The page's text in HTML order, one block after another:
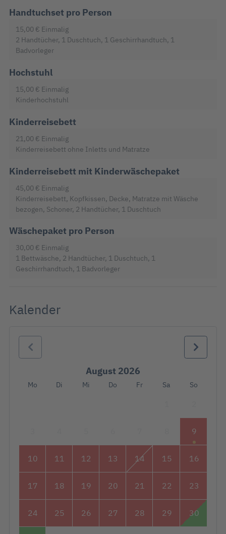
Handtuchset pro Person
15,00 € Einmalig
2 Handtücher, 1 Duschtuch, 1 Geschirrhandtuch, 1
Badvorleger
Hochstuhl
15,00 € Einmalig
Kinderhochstuhl
Kinderreisebett
21,00 € Einmalig
Kinderreisebett ohne Inletts und Matratze
Kinderreisebett mit Kinderwäschepaket
45,00 € Einmalig
Kinderreisebett, Kopfkissen, Decke, Matratze mit Wäsche
bezogen, Schoner, 2 Handtücher, 1 Duschtuch
Wäschepaket pro Person
30,00 € Einmalig
1 Bettwäsche, 2 Handtücher, 1 Duschtuch, 1
Geschirrhandtuch, 1 Badvorleger
Kalender
August 2026
Mo Di Mi Do Fr Sa So
9
10 11 12 13 14 15 16
17 18 19 20 21 22 23
24 25 26 27 28 29 30